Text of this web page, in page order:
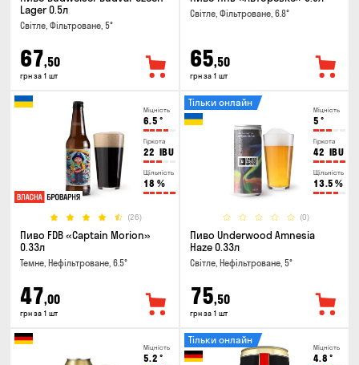
Lager 0.5л
Світле, Фільтроване, 5°
67,50
грн за 1 шт
Світле, Фільтроване, 6.8°
65,50
грн за 1 шт
Міцність
6.5 °
Гіркота
22 IBU
Щільність
18 %
(26)
Пиво FDB «Captain Morion»
0.33л
Темне, Нефільтроване, 6.5°
47,00
грн за 1 шт
Міцність
5 °
Гіркота
42 IBU
Щільність
13.5 %
(0)
Тільки онлайн
Пиво Underwood Amnesia
Haze 0.33л
Світле, Нефільтроване, 5°
75,50
грн за 1 шт
Міцність
5.2 °
Міцність
4.8 °
Тільки онлайн